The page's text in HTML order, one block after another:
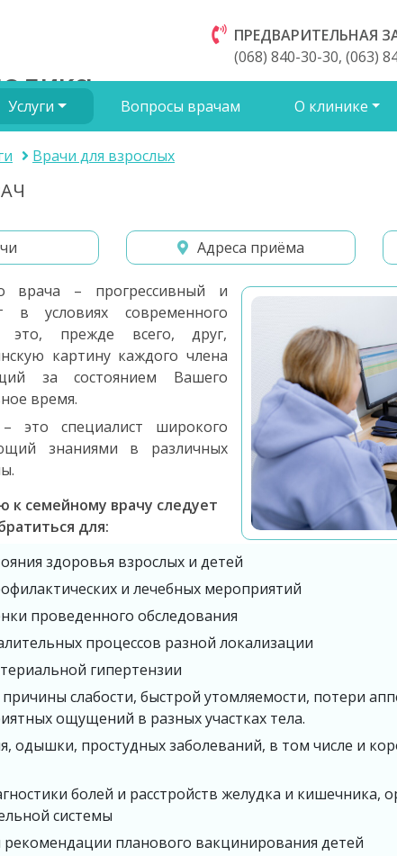
центр
ПРЕДВАРИТЕЛЬНАЯ
(068) 840-30-30, (063)
Услуги Вопросы врачам О клинике
Врачи для взрослых
Адреса приёма
врача – прогрессивный и
в условиях современного
это, прежде всего, друг,
картину каждого члена
за состоянием Вашего
время.
– это специалист широкого
знаниями в различных
к семейному врачу следует
для:
здоровья взрослых и детей
и лечебных мероприятий
проведенного обследования
процессов разной локализации
гипертензии
слабости, быстрой утомляемости, потери
ощущений в разных участках тела.
одышки, простудных заболеваний, в том числе и
болей и расстройств желудка и кишечника,
системы
планового вакцинирования детей